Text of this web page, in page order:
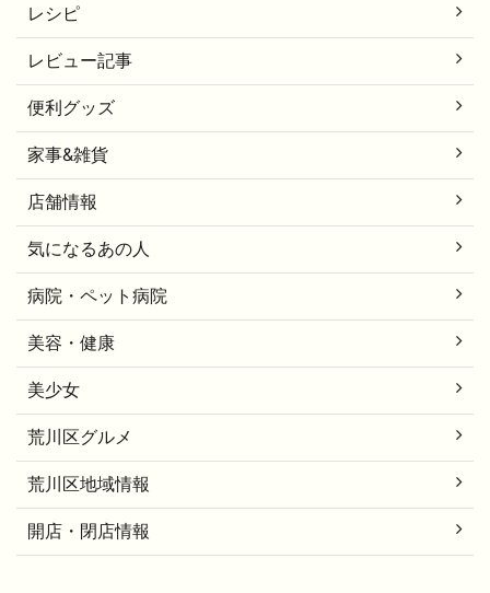
レシピ
レビュー記事
便利グッズ
家事&雑貨
店舗情報
気になるあの人
病院・ペット病院
美容・健康
美少女
荒川区グルメ
荒川区地域情報
開店・閉店情報